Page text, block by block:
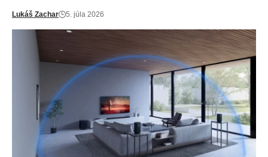
Lukáš Zachar 5. júla 2026